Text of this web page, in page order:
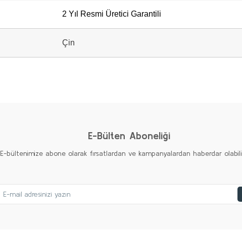
2 Yıl Resmi Üretici Garantili
Çin
E-Bülten Aboneliği
E-bültenimize abone olarak fırsatlardan ve kampanyalardan haberdar